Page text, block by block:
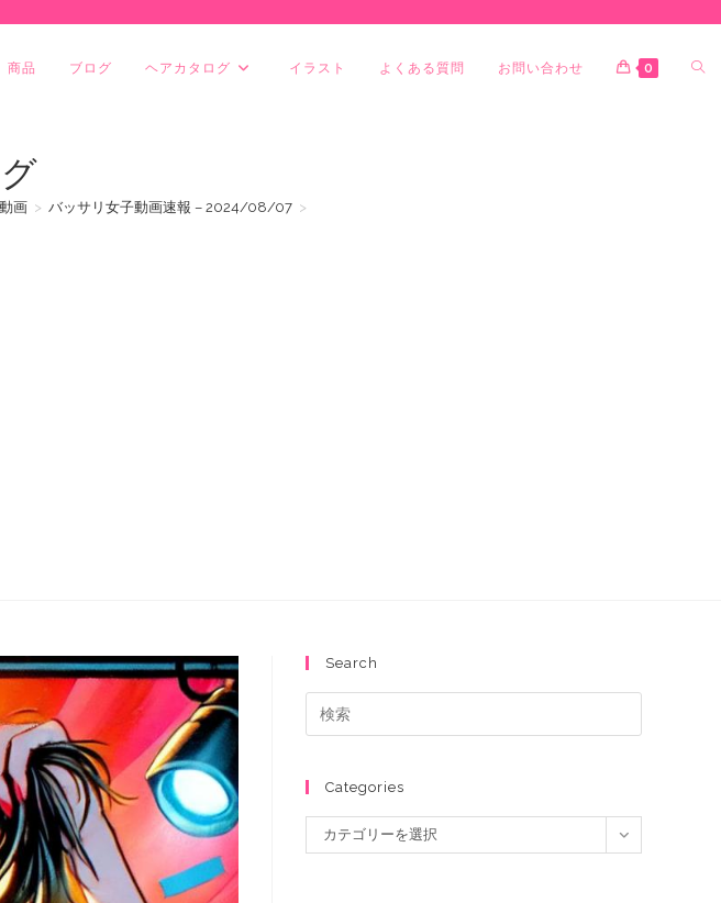
商品 ブログ ヘアカタログ イラスト よくある質問 お問い合わせ 0
画 > バッサリ女子動画速報 – 2024/08/07 >
Search
Categories
カテゴリーを選択